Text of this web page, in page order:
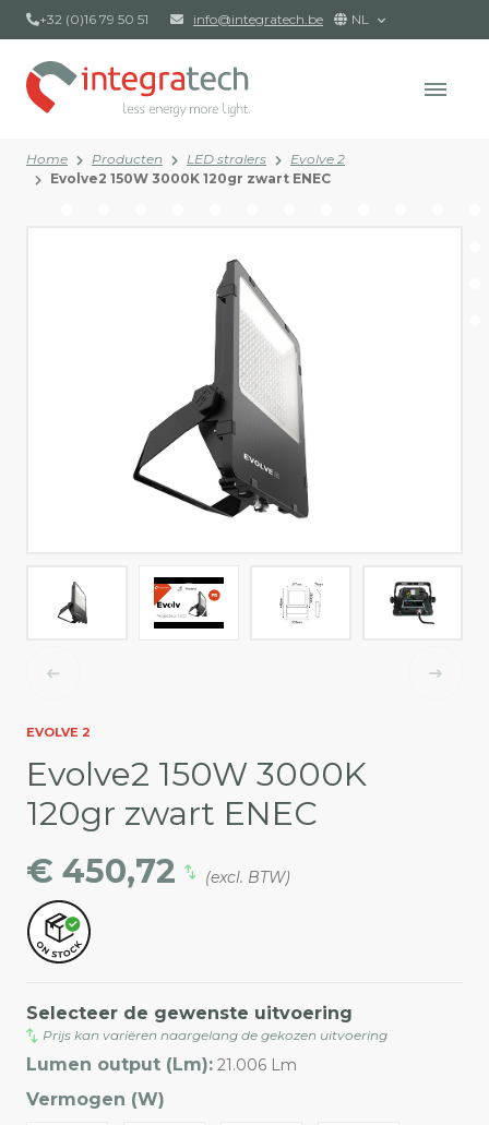
+32 (0)16 79 50 51 info@integratech.be NL
Home Producten LED stralers
Evolve 2
Evolve2 150W 3000K 120gr zwart ENEC
EVOLVE 2
Evolve2 150W 3000K
120gr zwart ENEC
€ 450,72
(excl. BTW)
Selecteer de gewenste uitvoering
Prijs kan variëren naargelang de gekozen uitvoering
Lumen output (Lm): 21.006 Lm
Vermogen (W)